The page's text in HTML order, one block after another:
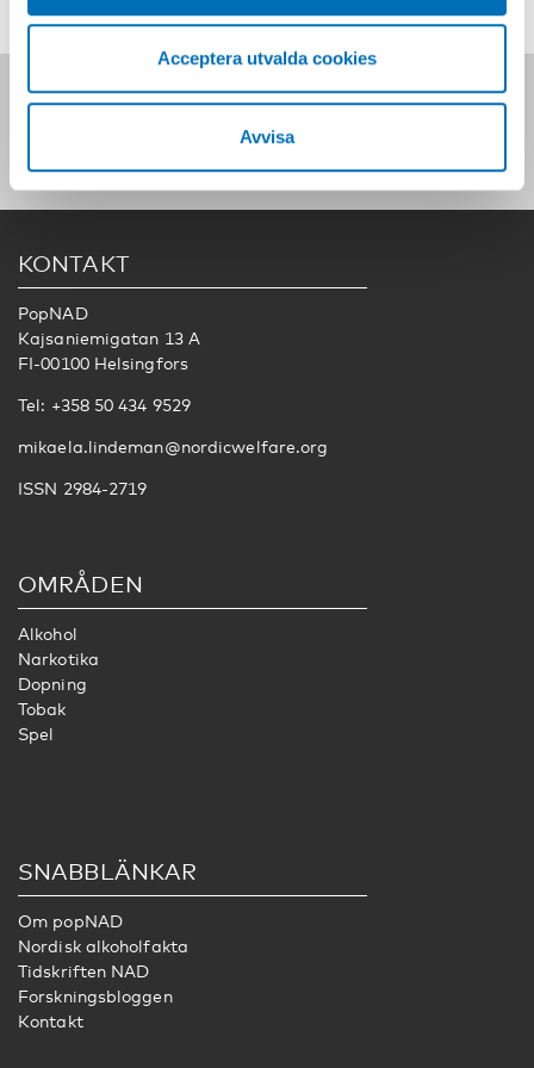
Acceptera utvalda cookies
Avvisa
Följ oss på sociala medier:
KONTAKT
PopNAD
Kajsaniemigatan 13 A
FI-00100 Helsingfors
Tel: +358 50 434 9529
mikaela.lindeman@nordicwelfare.org
ISSN 2984-2719
OMRÅDEN
Alkohol
Narkotika
Dopning
Tobak
Spel
SNABBLÄNKAR
Om popNAD
Nordisk alkoholfakta
Tidskriften NAD
Forskningsbloggen
Kontakt